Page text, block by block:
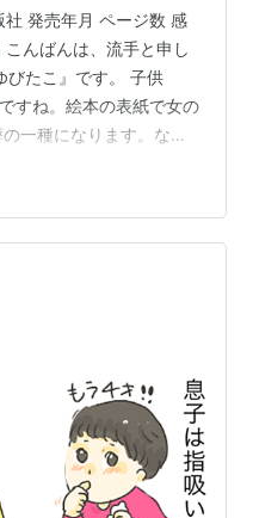
発売年月 ページ数 感
んばんは、流手と申し
びたこ』です。 子供
すね。絵本の表紙で女の
一種になります。なか
は家の長男もそうでし
響が出ますよとの報告
試してみたものです。
何とか卒業
葉も意味もわからぬ子